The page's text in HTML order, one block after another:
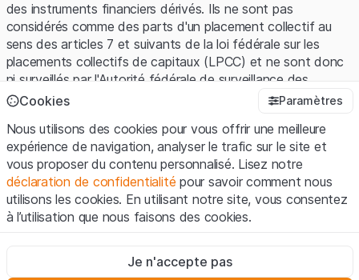
des instruments financiers dérivés. Ils ne sont pas
considérés comme des parts d'un placement collectif au
sens des articles 7 et suivants de la loi fédérale sur les
placements collectifs de capitaux (LPCC) et ne sont donc
ni surveillés par l'Autorité fédérale de surveillance des
marchés financiers (FINMA) ni enregistrés auprès de la
protection spécifique des investisseurs prévue par la LPCC.
Conditions d'utilisation et informations juridiques
En utilisant le Site Web de Leonteq Securities AG (ci-après
"Site Web"), vous confirmez que vous avez compris et que
vous acceptez les informations juridiques, les notes
vous n'acceptez pas les Conditions d'utilisation, veuillez-
vous abstenir d'utiliser ce Site Web.
Cookies Paramètres
Nous utilisons des cookies pour vous offrir une meilleure
expérience de navigation, analyser le trafic sur le site et
vous proposer du contenu personnalisé. Lisez notre
déclaration de confidentialité pour savoir comment nous
utilisons les cookies. En utilisant notre site, vous consentez
à l’utilisation que nous faisons des cookies.
Ces cookies sont nécessaires au bon fonctionnement du site
Je n'accepte pas